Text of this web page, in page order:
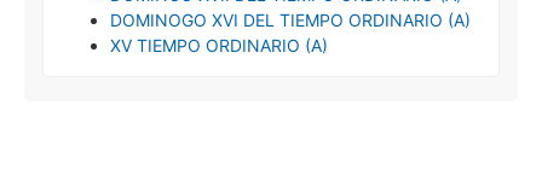
DOMINOGO XVI DEL TIEMPO ORDINARIO (A)
XV TIEMPO ORDINARIO (A)